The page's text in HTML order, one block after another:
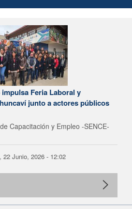
Feria Laboral y
junto a actores públicos
Capacitación y Empleo -SENCE-
22 Junio, 2026 - 12:02